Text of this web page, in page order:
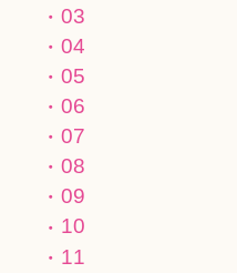
03
04
05
06
07
08
09
10
11